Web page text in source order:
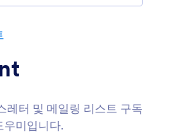
레터 및 메일링 리스트 구독
우미입니다.